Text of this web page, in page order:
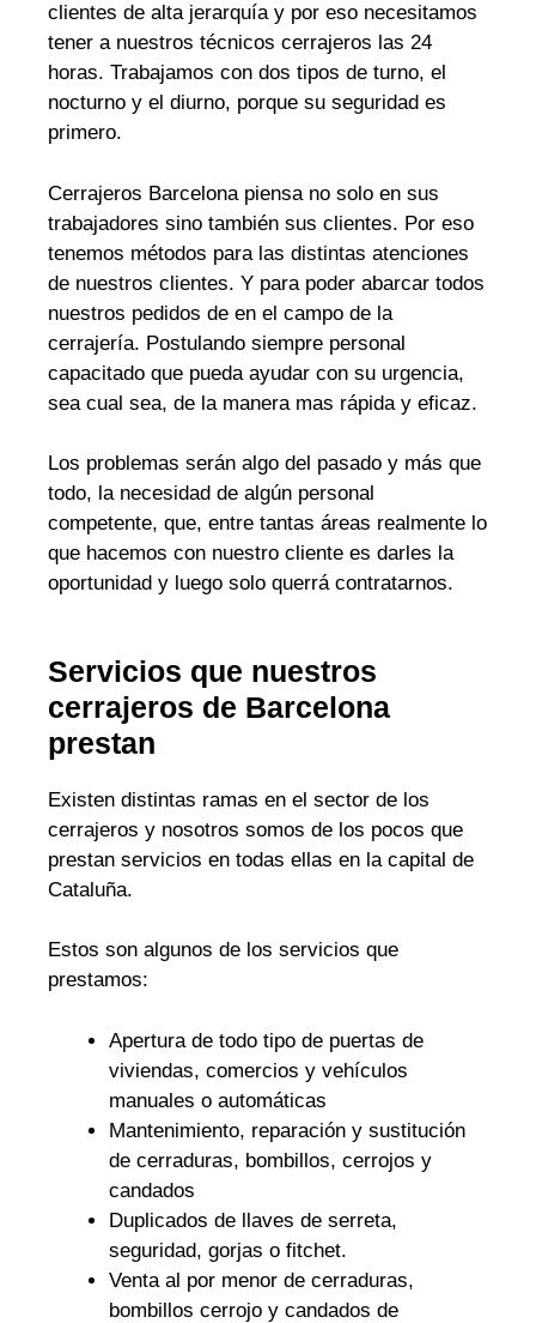
clientes de alta jerarquía y por eso necesitamos
tener a nuestros técnicos cerrajeros las 24
horas. Trabajamos con dos tipos de turno, el
nocturno y el diurno, porque su seguridad es
primero.
Cerrajeros Barcelona piensa no solo en sus
trabajadores sino también sus clientes. Por eso
tenemos métodos para las distintas atenciones
de nuestros clientes. Y para poder abarcar todos
nuestros pedidos de en el campo de la
cerrajería. Postulando siempre personal
capacitado que pueda ayudar con su urgencia,
sea cual sea, de la manera mas rápida y eficaz.
Los problemas serán algo del pasado y más que
todo, la necesidad de algún personal
competente, que, entre tantas áreas realmente lo
que hacemos con nuestro cliente es darles la
oportunidad y luego solo querrá contratarnos.
Servicios que nuestros
cerrajeros de Barcelona
prestan
Existen distintas ramas en el sector de los
cerrajeros y nosotros somos de los pocos que
prestan servicios en todas ellas en la capital de
Cataluña.
Estos son algunos de los servicios que
prestamos:
Apertura de todo tipo de puertas de
viviendas, comercios y vehículos
manuales o automáticas
Mantenimiento, reparación y sustitución
de cerraduras, bombillos, cerrojos y
candados
Duplicados de llaves de serreta,
seguridad, gorjas o fitchet.
Venta al por menor de cerraduras,
bombillos cerrojo y candados de